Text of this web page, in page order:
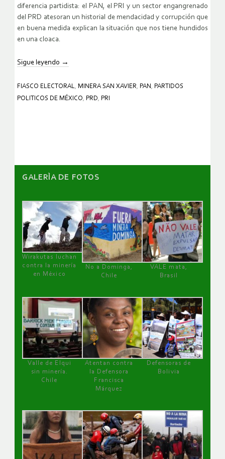
diferencia partidista: el PAN, el PRI y un sector engangrenado
del PRD atesoran un historial de mendacidad y corrupción que
en buena medida explican la situación que nos tiene hundidos
en una cloaca.
Sigue leyendo →
FIASCO ELECTORAL, MINERA SAN XAVIER, PAN , PARTIDOS
POLITICOS DE MÉXICO, PRD, PRI
GALERÌA DE FOTOS
Wirakutas luchan
contra la minería
en México
No a Dominga,
Chile
VALE mata,
Brasil
Valle de Elqui
sin minería.
Chile
Atentan contra
la Defensora
Francisca
Márquez
Defensoras de
Bolivia